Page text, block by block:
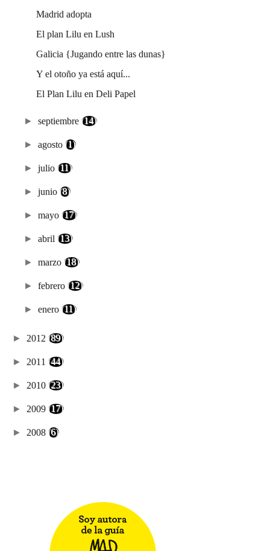
Madrid adopta
El plan Lilu en Lush
Galicia {Jugando entre las dunas}
Y el otoño ya está aquí...
El Plan Lilu en Deli Papel
►septiembre (14)
►agosto(1)
►julio(11)
►junio(8)
►mayo (17)
►abril (13)
►marzo (18)
►febrero (12)
►enero(11)
► 2012 (89)
► 2011 (44)
► 2010 (23)
► 2009 (17)
► 2008 (6)